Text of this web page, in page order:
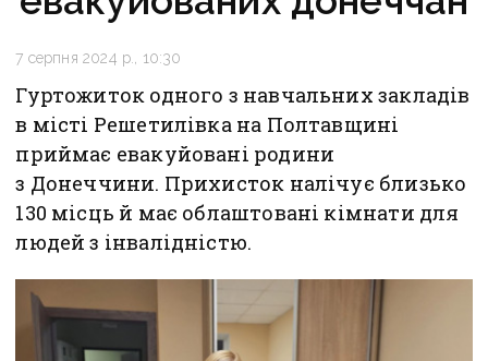
7 серпня 2024 р., 10:30
Гуртожиток одного з навчальних закладів
в місті Решетилівка на Полтавщині
приймає евакуйовані родини
з Донеччини. Прихисток налічує близько
130 місць й має облаштовані кімнати для
людей з інвалідністю.